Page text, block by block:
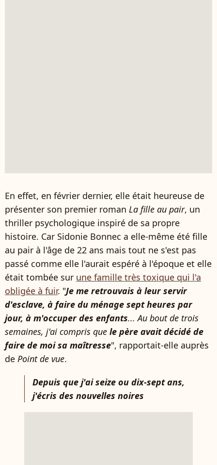
En effet, en février dernier, elle était heureuse de
présenter son premier roman La fille au pair, un
thriller psychologique inspiré de sa propre
histoire. Car Sidonie Bonnec a elle-même été fille
au pair à l'âge de 22 ans mais tout ne s'est pas
passé comme elle l'aurait espéré à l'époque et elle
était tombée sur une famille très toxique qui l'a
obligée à fuir. "Je me retrouvais à leur servir
d'esclave, à faire du ménage sept heures par
jour, à m'occuper des enfants... Au bout de trois
semaines, j'ai compris que le père avait décidé de
faire de moi sa maîtresse", rapportait-elle auprès
de Point de vue.
Depuis que j'ai seize ou dix-sept ans,
j'écris des nouvelles noires